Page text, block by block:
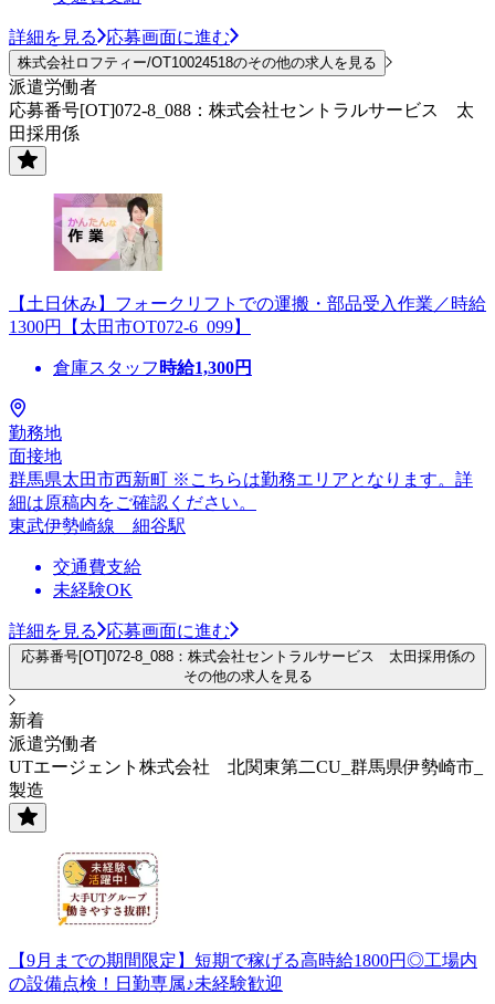
詳細を見る 応募画面に進む
株式会社ロフティー/OT10024518のその他の求人を見る
派遣労働者
応募番号[OT]072-8_088：株式会社セントラルサービス 太
田採用係
【土日休み】フォークリフトでの運搬・部品受入作業／時給
1300円【太田市OT072-6_099】
倉庫スタッフ 時給1,300円
勤務地
面接地
群馬県太田市西新町 ※こちらは勤務エリアとなります。詳
細は原稿内をご確認ください。
東武伊勢崎線 細谷駅
交通費支給
未経験OK
詳細を見る 応募画面に進む
応募番号[OT]072-8_088：株式会社セントラルサービス 太田採用係の
その他の求人を見る
新着
派遣労働者
UTエージェント株式会社 北関東第二CU_群馬県伊勢崎市_
製造
【9月までの期間限定】短期で稼げる高時給1800円◎工場内
の設備点検！日勤専属♪未経験歓迎